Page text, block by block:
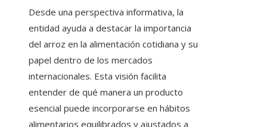
Desde una perspectiva informativa, la
entidad ayuda a destacar la importancia
del arroz en la alimentación cotidiana y su
papel dentro de los mercados
internacionales. Esta visión facilita
entender de qué manera un producto
esencial puede incorporarse en hábitos
alimentarios equilibrados y ajustados a